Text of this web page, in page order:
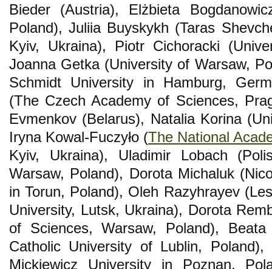
Bieder (Austria), Elżbieta
Poland), Juliia Buyskykh (Taras
Kyiv, Ukraina), Piotr Cichoracki
Joanna Getka (University of Warsaw,
Schmidt University in Hamburg,
(The Czech Academy of Sciences,
Evmenkov (Belarus), Natalia Korina
Iryna Kowal-Fuczyło (The National
Kyiv, Ukraina), Uladimir Lobach
Warsaw, Poland), Dorota Michaluk
in Torun, Poland), Oleh Razyhrayev
University, Lutsk, Ukraina), Dorota
of Sciences, Warsaw, Poland),
Catholic University of Lublin,
Mickiewicz University in Poznan,